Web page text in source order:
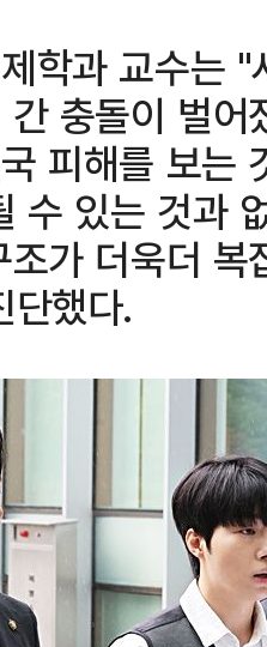
학과 교수는
충돌이 벌
피해를 보는
수 있는 것과
가 더욱더
단했다.